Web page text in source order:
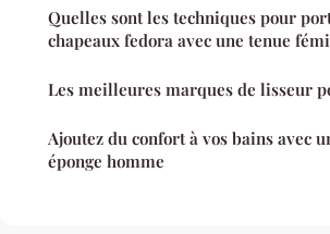
Quelles sont les techniques pour
chapeaux fedora avec une tenue
Les meilleures marques de lisseur
Ajoutez du confort à vos bains avec
éponge homme